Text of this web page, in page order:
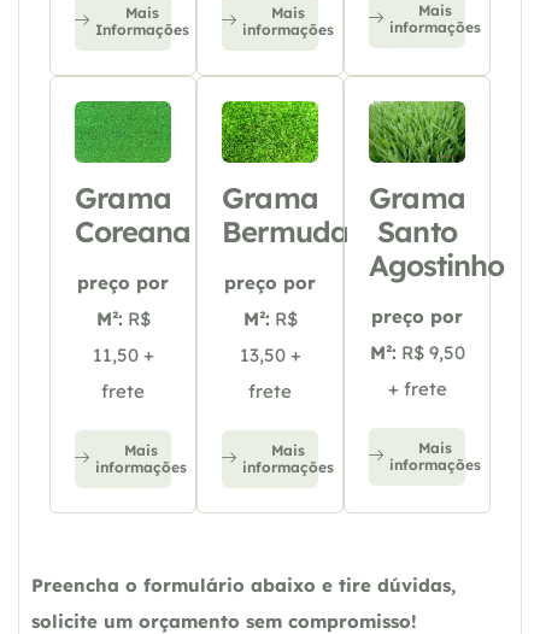
Mais
Informações
Mais
informações
Mais
informações
Grama
Coreana
preço por
M²: R$
11,50 +
frete
Mais
informações
Grama
Bermuda
preço por
M²: R$
13,50 +
frete
Mais
informações
Grama
Santo
Agostinho
preço por
M²: R$ 9,50
+ frete
Mais
informações
Preencha o formulário abaixo e tire dúvidas,
solicite um orçamento sem compromisso!